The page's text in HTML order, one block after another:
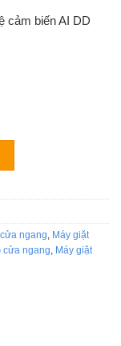
cảm biến AI DD
ngang inverter số
ngang Máy giặt
cửa ngang Máy giặt